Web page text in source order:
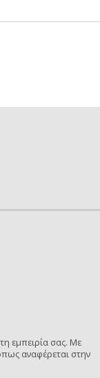
εμπειρία σας. Με
αναφέρεται στην